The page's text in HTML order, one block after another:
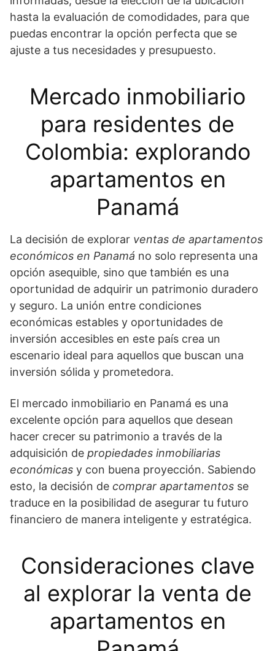
hasta la evaluación de comodidades, para que
puedas encontrar la opción perfecta que se
ajuste a tus necesidades y presupuesto.
Mercado inmobiliario
para residentes de
Colombia: explorando
apartamentos en
Panamá
La decisión de explorar ventas de apartamentos
económicos en Panamá no solo representa una
opción asequible, sino que también es una
oportunidad de adquirir un patrimonio duradero
y seguro. La unión entre condiciones
económicas estables y oportunidades de
inversión accesibles en este país crea un
escenario ideal para aquellos que buscan una
inversión sólida y prometedora.
El mercado inmobiliario en Panamá es una
excelente opción para aquellos que desean
hacer crecer su patrimonio a través de la
adquisición de propiedades inmobiliarias
económicas y con buena proyección. Sabiendo
esto, la decisión de comprar apartamentos se
traduce en la posibilidad de asegurar tu futuro
financiero de manera inteligente y estratégica.
Consideraciones clave
al explorar la venta de
apartamentos en